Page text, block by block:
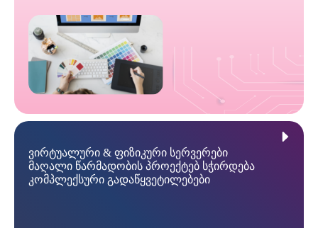
ვირტუალური & ფიზიკური სერვერები
მაღალი წარმადობის პროექტებ სჭირდება
კომპლექსური გადაწყვეტილებები